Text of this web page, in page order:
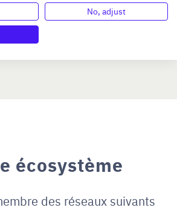
écosystème
des réseaux suivants
No, adjust